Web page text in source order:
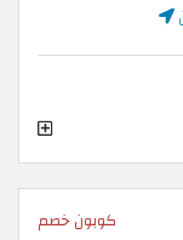
كوبون خصم